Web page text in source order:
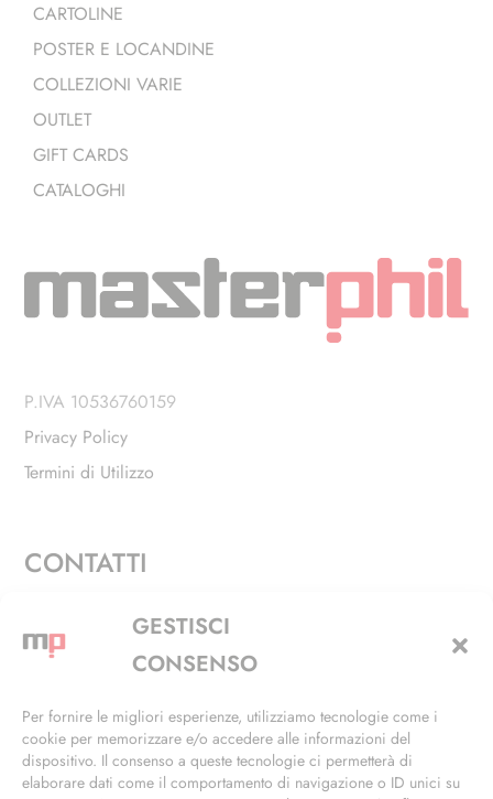
GESTISCI
CONSENSO
Per fornire le migliori esperienze, utilizziamo tecnologie come i
cookie per memorizzare e/o accedere alle informazioni del
dispositivo. Il consenso a queste tecnologie ci permetterà di
elaborare dati come il comportamento di navigazione o ID unici su
CARTOLINE
POSTER E LOCANDINE
COLLEZIONI VARIE
OUTLET
GIFT CARDS
CATALOGHI
P.IVA 10536760159
Privacy Policy
Termini di Utilizzo
CONTATTI
Via Alfieri, 27 - Trezzano Sul Naviglio (MI)
+39 02 4846 3155
info@masterphil.it